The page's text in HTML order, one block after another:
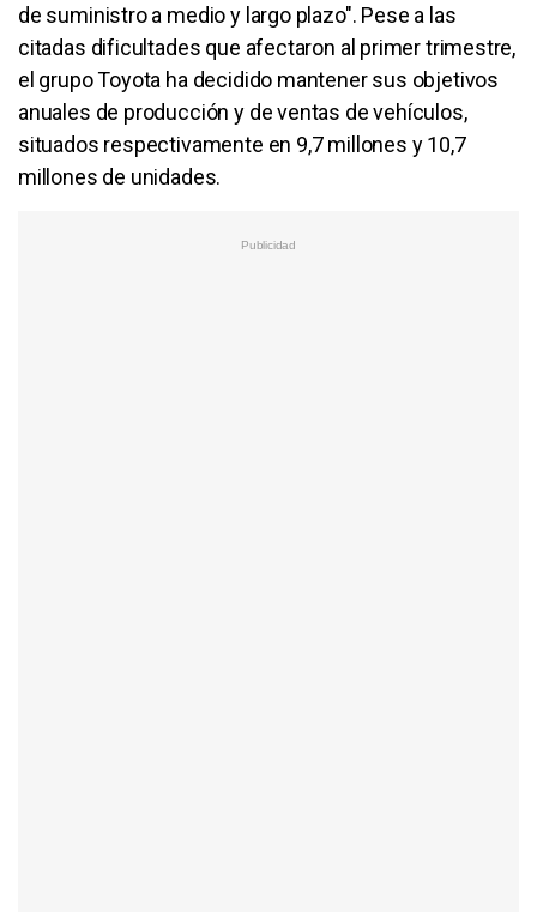
de suministro a medio y largo plazo". Pese a las
citadas dificultades que afectaron al primer trimestre,
el grupo Toyota ha decidido mantener sus objetivos
anuales de producción y de ventas de vehículos,
situados respectivamente en 9,7 millones y 10,7
millones de unidades.